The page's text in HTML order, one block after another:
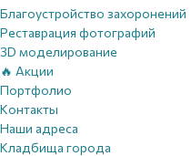
Благоустройство захоронений
Реставрация фотографий
3D моделирование
🔥 Акции
Портфолио
Контакты
Наши адреса
Кладбища города